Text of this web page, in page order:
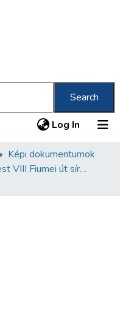
Search
Log In (current)
Képi dokumentumok
Budapest VIII Fiumei út sírkert 2. rész